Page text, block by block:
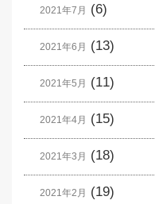
2021年7月 (6)
2021年6月 (13)
2021年5月 (11)
2021年4月 (15)
2021年3月 (18)
2021年2月 (19)